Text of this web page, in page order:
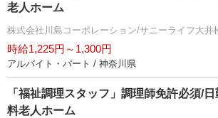
老人ホーム
株式会社川島コーポレーション/サニーライフ大井
時給1,225円～1,300円
アルバイト・パート / 神奈川県
「福祉調理スタッフ」調理師免許必須/
料老人ホーム